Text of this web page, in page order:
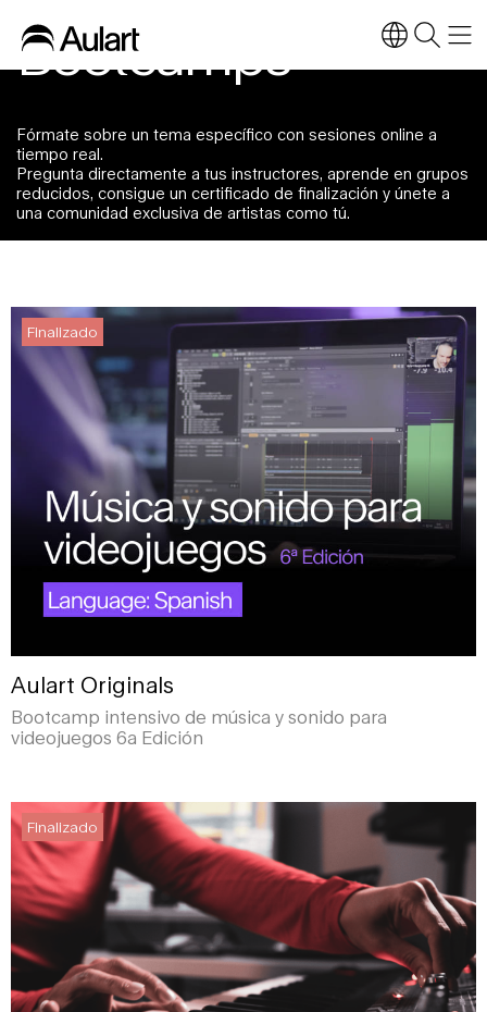
Bootcamps
Fórmate sobre un tema específico con sesiones online a
tiempo real.
Pregunta directamente a tus instructores, aprende en grupos
reducidos, consigue un certificado de finalización y únete a
una comunidad exclusiva de artistas como tú.
Aulart Originals
Bootcamp intensivo de música y sonido para
videojuegos 6a Edición
Finalizado
Finalizado
Finalizado
Finalizado